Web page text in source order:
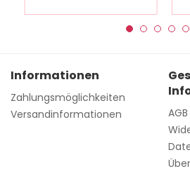
Informationen
Zahlungsmöglichkeiten
Versandinformationen
AGB